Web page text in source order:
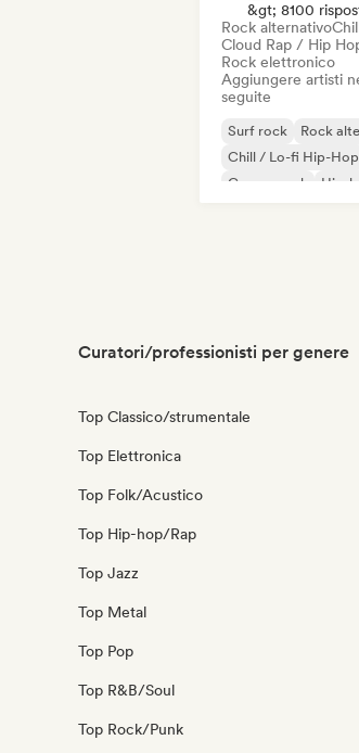
&gt; 8100
Rock alternativo
Cloud Rap / Hip
Rock elettronico
Aggiungere artisti
seguite
Surf rock
Rock
Chill / Lo-fi Hip-Hop
Garage rock
Hip-
Curatori/professionisti per genere
Top Classico/strumentale
Top Elettronica
Top Folk/Acustico
Top Hip-hop/Rap
Top Jazz
Top Metal
Top Pop
Top R&B/Soul
Top Rock/Punk